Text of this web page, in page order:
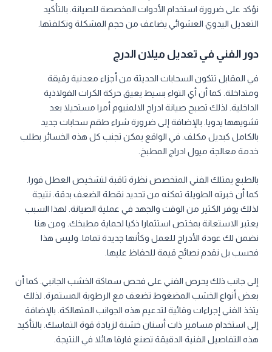
نؤكد على ضرورة استخدام الأدوات المخصصة للصيانة. بالتأكيد
التعديل اليدوي العشوائي يضاعف من حجم المشكلة وتكلفتها.
دور الفني في تعديل ميلان الدرج
في المقابل تتكون السحابات الحديثة من أجزاء معدنية رقيقة
ومتداخلة. كما أن أي التواء بسيط يعيق حركة الكرات الفولاذية
الداخلية. لذلك تصبح صيانة ادراج الالمنيوم أمرا مستحيلا بعد
تشويهها يدويا. بالإضافة إلى ضرورة شراء طقم سحابات جديد
بالكامل كبديل مكلف. في الواقع يمكن تجنب كل هذه الخسائر بطلب
خدمة معالجة ميول ادراج المطبخ.
بالطبع يمتلك الفني المتخصص نظرة ثاقبة لتشخيص العطل فورا.
كما أن خبرته الطويلة تمكنه من تحديد نقطة الضعف بدقة. نتيجة
لذلك يوفر الكثير من الوقت والجهد في عملية الصيانة. لهذا السبب
يعتبر الاستعانة بمختص استثمارا ذكيا لحماية مطبخك. ومن هنا
نضمن لك عودة الأدراج للعمل وكأنها جديدة تماما. وليس هذا
فحسب بل نقدم نصائح قيمة للحفاظ عليها.
إلى جانب ذلك يحرص الفني على فحص سماكة الخشب الجانبي. كما أن
بعض أنواع الخشب المضغوط تضعف مع الرطوبة المستمرة. لذلك
يتخذ الفني إجراءات وقائية لتدعيم هذه الجوانب المتهالكة. بالإضافة
إلى استخدام مسامير ذات أسنان خشنة لزيادة قوة التماسك. بالتأكيد
هذه التفاصيل الفنية الدقيقة تصنع فارقا هائلا في النتيجة.